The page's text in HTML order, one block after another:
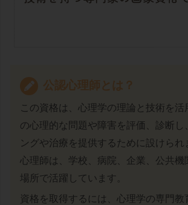
公認心理師とは？
この資格は、心理学の理論と技術を活
の心理的な問題や障害を評価、診断し
ングや治療を提供するために設けられ
心理師は、学校、病院、企業、公共機
場所で活躍しています。
資格を取得するには、心理学の専門教